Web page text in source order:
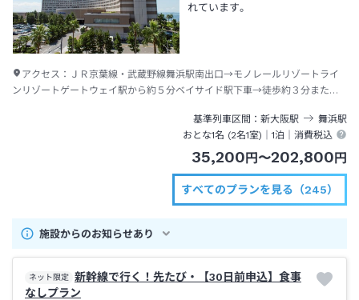
れています。
アクセス： ＪＲ京葉線・武蔵野線舞浜駅南出口→モノレールリゾートライ
ンリゾートゲートウェイ駅から約５分ベイサイド駅下車→徒歩約３分または
基準列車区間
新大阪駅 舞浜駅
おとな1名 (2名1室)｜1泊 ｜消費税込
35,200 円 〜202,800 円
すべてのプランを見る（245）
施設からのお知らせあり
ネット限定
新幹線で行く！先たび・【30日前申込】食事
なしプラン